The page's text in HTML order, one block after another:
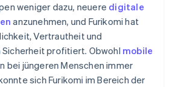
weniger dazu, neuere digitale
anzunehmen, und Furikomi hat
Vertrautheit und
profitiert. Obwohl mobile
bei jüngeren Menschen immer
sich Furikomi im Bereich der